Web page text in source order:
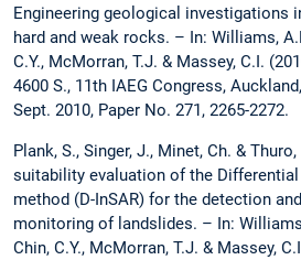
Engineering geological investigations
hard and weak rocks. – In: Williams,
C.Y., McMorran, T.J. & Massey, C.I.
4600 S., 11th IAEG Congress,
Sept. 2010, Paper No. 271, 2265-2272.
Plank, S., Singer, J., Minet, Ch. &
suitability evaluation of the
method (D-InSAR) for the detection
monitoring of landslides. – In:
Chin, C.Y., McMorran, T.J. & Massey,